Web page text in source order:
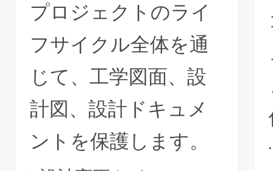
プロジェクトのライ
フサイクル全体を通
じて、工学図面、設
計図、設計ドキュメ
ントを保護します。
•